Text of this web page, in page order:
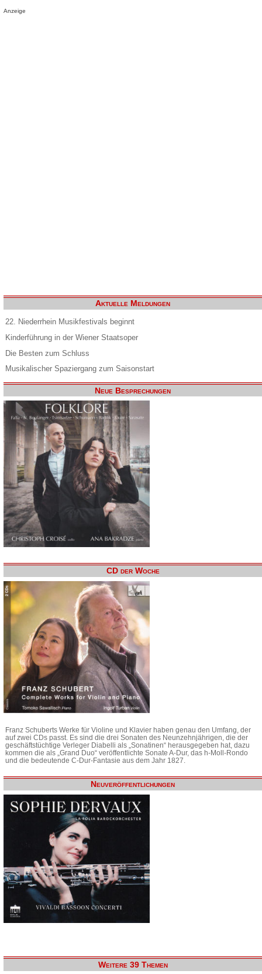
Anzeige
Aktuelle Meldungen
22. Niederrhein Musikfestivals beginnt
Kinderführung in der Wiener Staatsoper
Die Besten zum Schluss
Musikalischer Spaziergang zum Saisonstart
Neue Besprechungen
CD der Woche
Franz Schuberts Werke für Violine und Klavier haben genau den Umfang, der
auf zwei CDs passt. Es sind die drei Sonaten des Neunzehnjährigen, die der
geschäftstüchtige Verleger Diabelli als „Sonatinen“ herausgegeben hat, dazu
kommen die als „Grand Duo“ veröffentlichte Sonate A-Dur, das h-Moll-Rondo
und die bedeutende C-Dur-Fantasie aus dem Jahr 1827.
Neuveröffentlichungen
Weitere 39 Themen